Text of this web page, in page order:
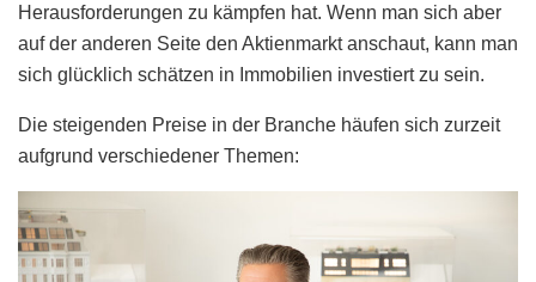
Herausforderungen zu kämpfen hat. Wenn man sich aber
auf der anderen Seite den Aktienmarkt anschaut, kann man
sich glücklich schätzen in Immobilien investiert zu sein.
Die steigenden Preise in der Branche häufen sich zurzeit
aufgrund verschiedener Themen: